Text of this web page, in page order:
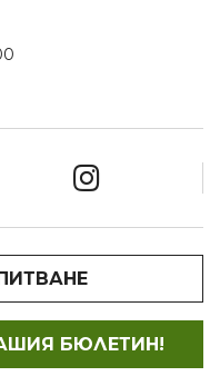
БЮЛЕТИН!